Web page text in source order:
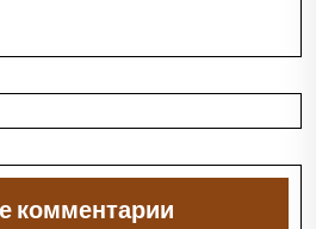
комментарии